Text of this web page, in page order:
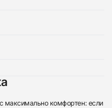
максимально комфортен: если